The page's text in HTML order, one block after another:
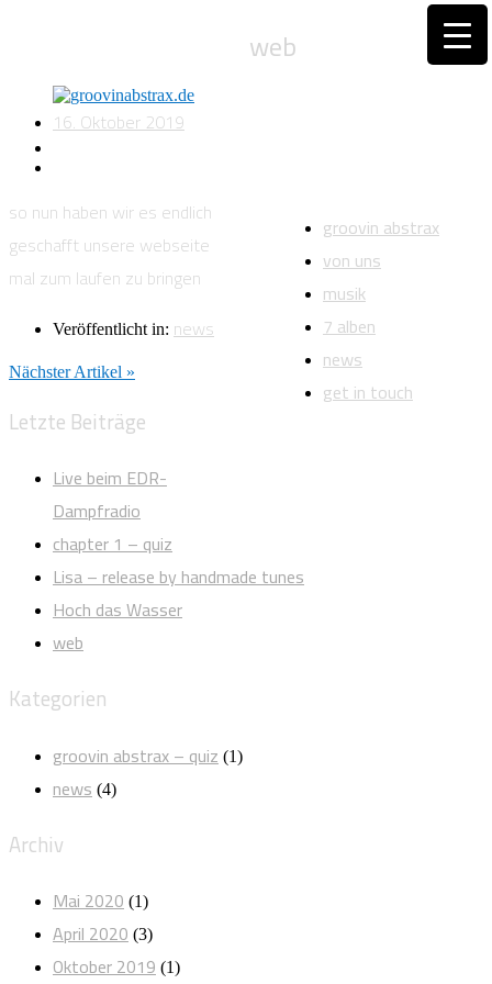
groovin abstrax
von uns
musik
7 alben
news
get in touch
web
16. Oktober 2019
so nun haben wir es endlich
geschafft unsere webseite
mal zum laufen zu bringen
Veröffentlicht in: news
Nächster Artikel »
Letzte Beiträge
Live beim EDR-
Dampfradio
chapter 1 – quiz
Lisa – release by handmade tunes
Hoch das Wasser
web
Kategorien
groovin abstrax – quiz (1)
news (4)
Archiv
Mai 2020 (1)
April 2020 (3)
Oktober 2019 (1)